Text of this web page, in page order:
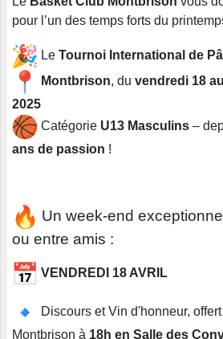
pour l’un des temps forts du
Le Tournoi International de
Montbrison, du vendredi 18
2025
Catégorie U13 Masculins –
ans de passion !
Un week-end
ou entre amis :
VENDREDI 18 AVRIL
Discours et Vin d'honneur,
Montbrison à 18h en Salle des